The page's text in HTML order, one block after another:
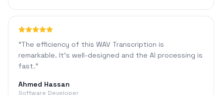
"The efficiency of this WAV Transcription is
remarkable. It's well-designed and the AI processing is
fast."
Ahmed Hassan
Software Developer